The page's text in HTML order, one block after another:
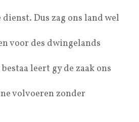
dienst. Dus zag ons land wel
voor des dwingelands
leert gy de zaak ons
volvoeren zonder